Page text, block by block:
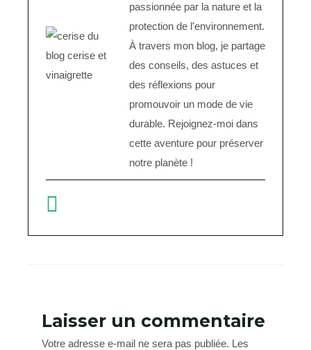
passionnée par la nature et la
protection de l'environnement.
À travers mon blog, je partage
des conseils, des astuces et
des réflexions pour
promouvoir un mode de vie
durable. Rejoignez-moi dans
cette aventure pour préserver
notre planète !
Laisser un commentaire
Votre adresse e-mail ne sera pas publiée. Les